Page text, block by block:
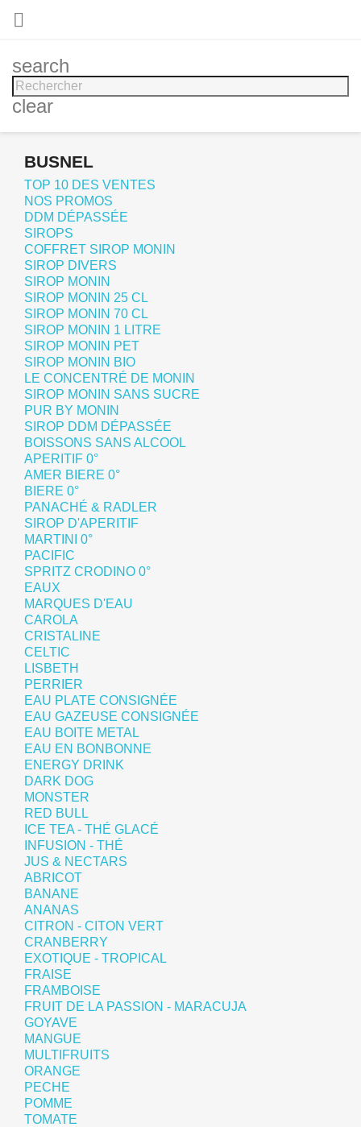

search
clear
BUSNEL
TOP 10 DES VENTES
NOS PROMOS
DDM DÉPASSÉE
SIROPS
COFFRET SIROP MONIN
SIROP DIVERS
SIROP MONIN
SIROP MONIN 25 CL
SIROP MONIN 70 CL
SIROP MONIN 1 LITRE
SIROP MONIN PET
SIROP MONIN BIO
LE CONCENTRÉ DE MONIN
SIROP MONIN SANS SUCRE
PUR BY MONIN
SIROP DDM DÉPASSÉE
BOISSONS SANS ALCOOL
APERITIF 0°
AMER BIERE 0°
BIERE 0°
PANACHÉ & RADLER
SIROP D'APERITIF
MARTINI 0°
PACIFIC
SPRITZ CRODINO 0°
EAUX
MARQUES D'EAU
CAROLA
CRISTALINE
CELTIC
LISBETH
PERRIER
EAU PLATE CONSIGNÉE
EAU GAZEUSE CONSIGNÉE
EAU BOITE METAL
EAU EN BONBONNE
ENERGY DRINK
DARK DOG
MONSTER
RED BULL
ICE TEA - THÉ GLACÉ
INFUSION - THÉ
JUS & NECTARS
ABRICOT
BANANE
ANANAS
CITRON - CITON VERT
CRANBERRY
EXOTIQUE - TROPICAL
FRAISE
FRAMBOISE
FRUIT DE LA PASSION - MARACUJA
GOYAVE
MANGUE
MULTIFRUITS
ORANGE
PECHE
POMME
TOMATE